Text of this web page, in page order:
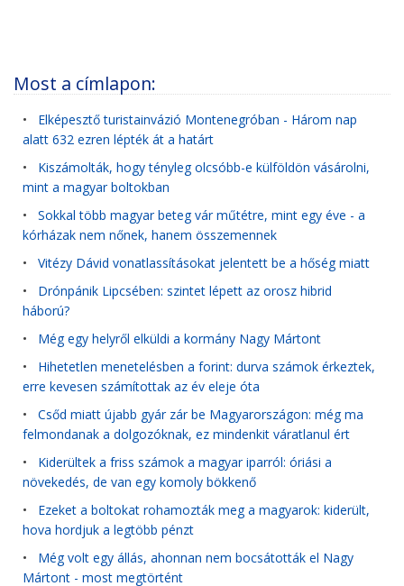
Most a címlapon:
• Elképesztő turistainvázió Montenegróban - Három nap
alatt 632 ezren lépték át a határt
• Kiszámolták, hogy tényleg olcsóbb-e külföldön vásárolni,
mint a magyar boltokban
• Sokkal több magyar beteg vár műtétre, mint egy éve - a
kórházak nem nőnek, hanem összemennek
• Vitézy Dávid vonatlassításokat jelentett be a hőség miatt
• Drónpánik Lipcsében: szintet lépett az orosz hibrid
háború?
• Még egy helyről elküldi a kormány Nagy Mártont
• Hihetetlen menetelésben a forint: durva számok érkeztek,
erre kevesen számítottak az év eleje óta
• Csőd miatt újabb gyár zár be Magyarországon: még ma
felmondanak a dolgozóknak, ez mindenkit váratlanul ért
• Kiderültek a friss számok a magyar iparról: óriási a
növekedés, de van egy komoly bökkenő
• Ezeket a boltokat rohamozták meg a magyarok: kiderült,
hova hordjuk a legtöbb pénzt
• Még volt egy állás, ahonnan nem bocsátották el Nagy
Mártont - most megtörtént